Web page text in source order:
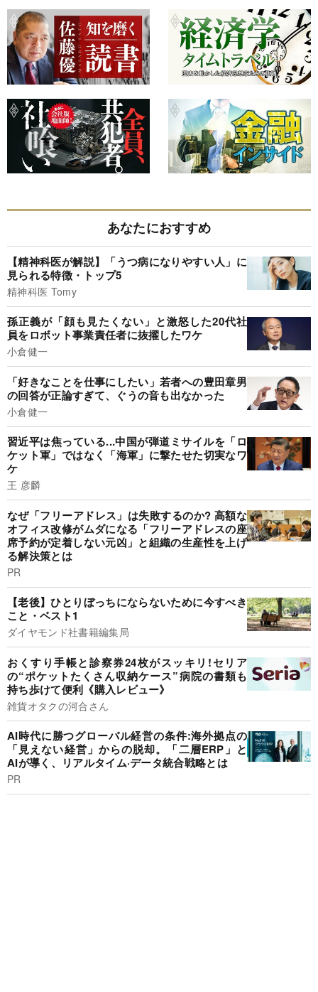
あなたにおすすめ
【精神科医が解説】「うつ病になりやすい人」に
見られる特徴・トップ5
精神科医 Tomy
孫正義が「顔も見たくない」と激怒した20代社
員をロボット事業責任者に抜擢したワケ
小倉健一
「好きなことを仕事にしたい」若者への豊田章男
の回答が正論すぎて、ぐうの音も出なかった
小倉健一
習近平は焦っている...中国が弾道ミサイルを「ロ
ケット軍」ではなく「海軍」に撃たせた切実なワ
ケ
王 彦麟
なぜ「フリーアドレス」は失敗するのか? 高額な
オフィス改修がムダになる「フリーアドレスの座
席予約が定着しない元凶」と組織の生産性を上げ
る解決策とは
PR
【老後】ひとりぼっちにならないために今すべき
こと・ベスト1
ダイヤモンド社書籍編集局
おくすり手帳と診察券24枚がスッキリ!セリア
の“ポケットたくさん収納ケース”病院の書類も
持ち歩けて便利《購入レビュー》
雑貨オタクの河合さん
AI時代に勝つグローバル経営の条件:海外拠点の
「見えない経営」からの脱却。「二層ERP」と
AIが導く、リアルタイム·データ統合戦略とは
PR